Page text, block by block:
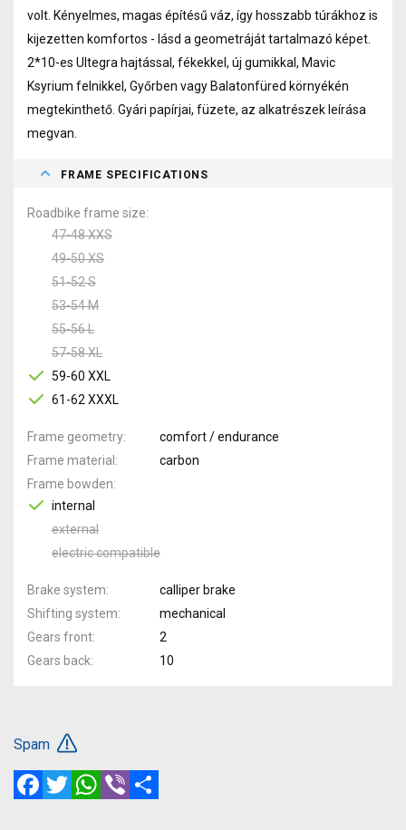
volt. Kényelmes, magas építésű váz, így hosszabb túrákhoz is
kijezetten komfortos - lásd a geometráját tartalmazó képet.
2*10-es Ultegra hajtással, fékekkel, új gumikkal, Mavic
Ksyrium felnikkel, Győrben vagy Balatonfüred környékén
megtekinthető. Gyári papírjai, füzete, az alkatrészek leírása
megvan.
FRAME SPECIFICATIONS
Roadbike frame size
47-48 XXS
49-50 XS
51-52 S
53-54 M
55-56 L
57-58 XL
59-60 XXL
61-62 XXXL
Frame geometry
comfort / endurance
Frame material
carbon
Frame bowden
internal
external
electric compatible
Brake system
calliper brake
Shifting system
mechanical
Gears front
2
Gears back
10
Spam
FacebookTwitterWhatsApp
Viber